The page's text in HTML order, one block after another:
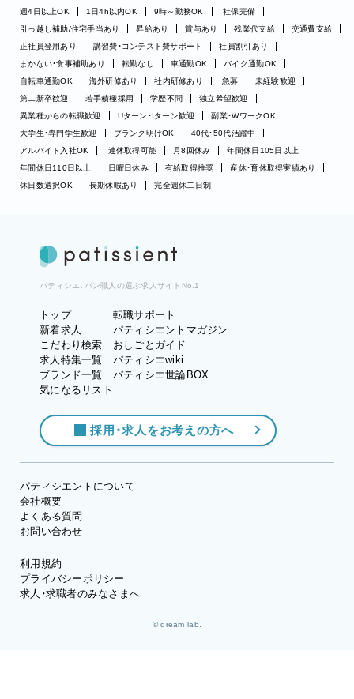
週4日以上OK
1日4h以内OK 9時～勤務OK
社保完備
引っ越し補助/住宅手当あり
昇給あり 賞与あり 残業代支給
交通費支給
正社員登用あり
講習費・コンテスト費サポート
社員割引あり
まかない・食事補助あり
転勤なし 車通勤OK
バイク通勤OK
自転車通勤OK
海外研修あり 社内研修あり 急募
未経験歓迎
第二新卒歓迎
若手積極採用 学歴不問
独立希望歓迎
異業種からの転職歓迎
Uターン・Iターン歓迎
副業・WワークOK
大学生・専門学生歓迎
ブランク明けOK
40代・50代活躍中
アルバイト入社OK
連休取得可能 月8回休み
年間休日105日以上
年間休日110日以上
日曜日休み 有給取得推奨
産休・育休取得実績あり
休日数選択OK
長期休暇あり 完全週休二日制
パティシエ、パン職人の選ぶ求人サイトNo.1
トップ
新着求人
こだわり検索
求人特集一覧
ブランド一覧
気になるリスト
転職サポート
パティシエントマガジン
おしごとガイド
パティシエwiki
パティシエ世論BOX
採用・求人をお考えの方へ
パティシエントについて
会社概要
よくある質問
お問い合わせ
利用規約
プライバシーポリシー
求人・求職者のみなさまへ
© dream lab.